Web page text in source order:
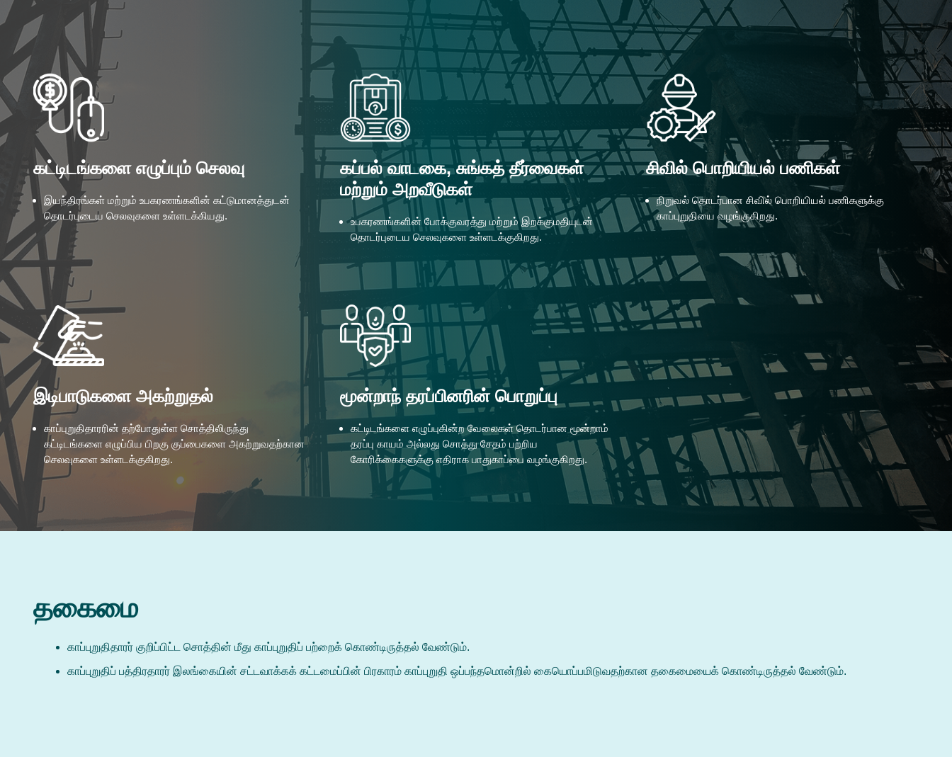
கட்டிடங்களை எழுப்பும் செலவு
இயந்திரங்கள் மற்றும் உபகரணங்களின் கட்டுமானத்துடன்
தொடர்புடைய செலவுகளை உள்ளடக்கியது.
கப்பல் வாடகை, சுங்கத் தீர்வைகள்
மற்றும் அறவீடுகள்
உபகரணங்களின் போக்குவரத்து மற்றும் இறக்குமதியுடன்
தொடர்புடைய செலவுகளை உள்ளடக்குகிறது.
சிவில் பொறியியல் பணிகள்
நிறுவல் தொடர்பான சிவில் பொறியியல் பணிகளுக்கு
காப்புறுதியை வழங்குகிறது.
இடிபாடுகளை அகற்றுதல்
காப்புறுதிதாரரின் தற்போதுள்ள சொத்திலிருந்து
கட்டிடங்களை எழுப்பிய பிறகு குப்பைகளை அகற்றுவதற்கான
செலவுகளை உள்ளடக்குகிறது.
மூன்றாந் தரப்பினரின் பொறுப்பு
கட்டிடங்களை எழுப்புகின்ற வேலைகள் தொடர்பான மூன்றாம்
தரப்பு காயம் அல்லது சொத்து சேதம் பற்றிய
கோரிக்கைகளுக்கு எதிராக பாதுகாப்பை வழங்குகிறது.
தகைமை
காப்புறுதிதாரர் குறிப்பிட்ட சொத்தின் மீது காப்புறுதிப் பற்றைக் கொண்டிருத்தல் வேண்டும்.
காப்புறுதிப் பத்திரதாரர் இலங்கையின் சட்டவாக்கக் கட்டமைப்பின் பிரகாரம் காப்புறுதி ஒப்பந்தமொன்றில் கையொப்பமிடுவதற்கான தகைமையைக் கொண்டிருத்தல் வேண்டும்.